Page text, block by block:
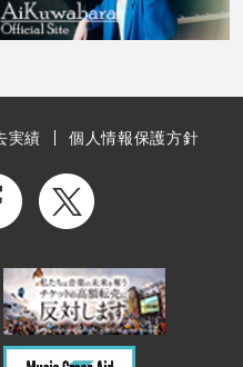
実績 個人情報保護方針